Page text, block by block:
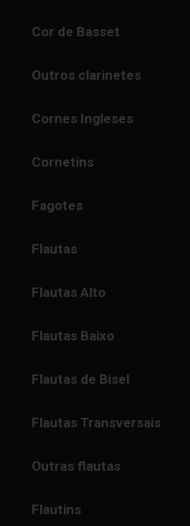
Cor de Basset
Outros clarinetes
Cornes Ingleses
Cornetins
Fagotes
Flautas
Flautas Alto
Flautas Baixo
Flautas de Bisel
Flautas Transversais
Outras flautas
Flautins